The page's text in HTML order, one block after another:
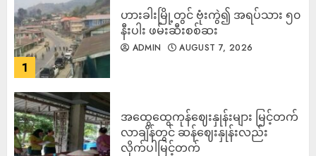
1
ဟားခါးမြို့တွင် ဗုံးကွဲ၍ အရပ်သား ၅၀
နီးပါး ဖမ်းဆီးစစ်ဆး
ADMIN AUGUST 7, 2026
အထွေထွေကုန်ဈေးနှုန်းများ မြင့်တက်
လာချိန်တွင် ဆန်ဈေးနှုန်းလည်း
လိုက်ပါမြင့်တက်